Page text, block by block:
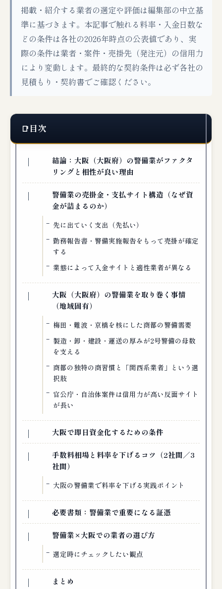
掲載・紹介する業者の選定や評価は編集部の中立基
準に基づきます。本記事で触れる料率・入金日数な
どの条件は各社の2026年時点の公表値であり、実
際の条件は業者・案件・売掛先（発注元）の信用力
により変動します。最終的な契約条件は必ず各社の
見積もり・契約書でご確認ください。
目次
結論：大阪（大阪府）の警備業がファクタ
リングと相性が良い理由
警備業の売掛金・支払サイト構造（なぜ資
金が詰まるのか）
先に出ていく支出（先払い）
勤務報告書・警備実施報告をもって売掛が確定
する
業態によって入金サイトと適性業者が異なる
大阪（大阪府）の警備業を取り巻く事情
（地域固有）
梅田・難波・京橋を核にした商都の警備需要
製造・卸・建設・運送の厚みが2号警備の母数
を支える
商都の独特の商習慣と「関西系業者」という選
択肢
官公庁・自治体案件は信用力が高い反面サイト
が長い
大阪で即日資金化するための条件
手数料相場と料率を下げるコツ（2社間／3
社間）
大阪の警備業で料率を下げる実践ポイント
必要書類：警備業で重要になる証憑
警備業×大阪での業者の選び方
選定時にチェックしたい観点
まとめ